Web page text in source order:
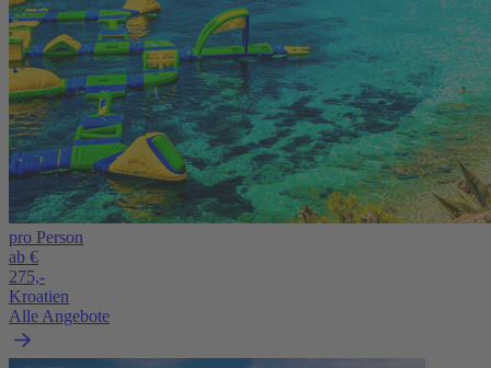
pro Person
ab €
275,-
Kroatien
Alle Angebote